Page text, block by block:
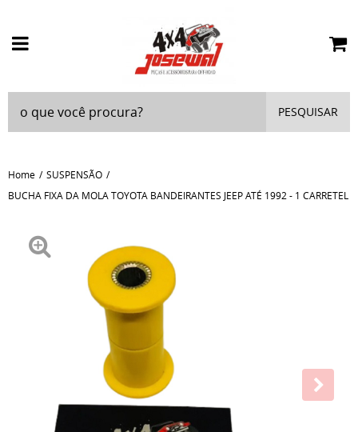
PESQUISAR
Home
SUSPENSÃO
BUCHA FIXA DA MOLA TOYOTA BANDEIRANTES JEEP ATÉ 1992 - 1 CARRETEL